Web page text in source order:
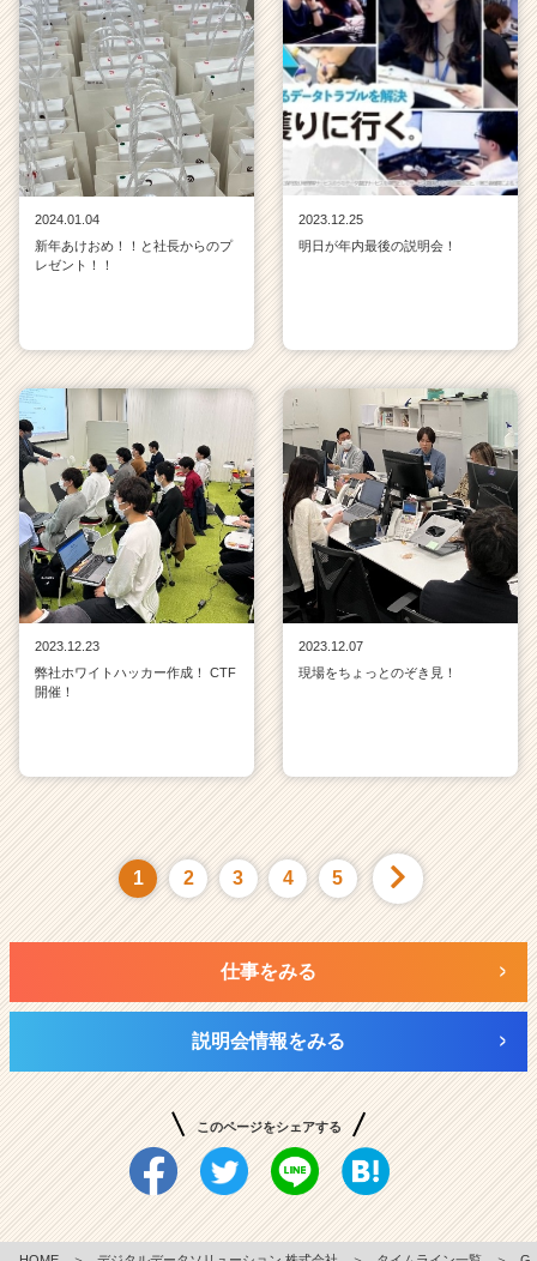
2024.01.04
新年あけおめ！！と社長からのプ
レゼント！！
2023.12.25
明日が年内最後の説明会！
2023.12.23
弊社ホワイトハッカー作成！ CTF
開催！
2023.12.07
現場をちょっとのぞき見！
1 2 3 4 5
仕事をみる
説明会情報をみる
このページをシェアする